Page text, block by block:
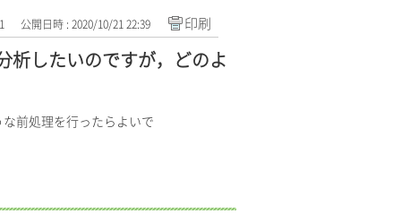
公開日時 : 2020/10/21 22:39 印刷
析したいのですが，どのよ
前処理を行ったらよいで